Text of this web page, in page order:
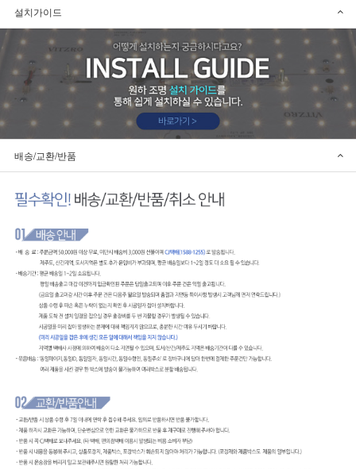
설치가이드
배송/교환/반품